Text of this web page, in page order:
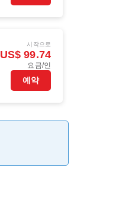
시작으로
US$ 99.74
요금/인
예약